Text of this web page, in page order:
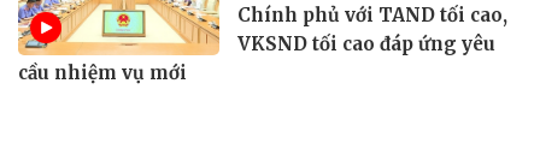
Chính phủ với TAND tối cao,
VKSND tối cao đáp ứng yêu
cầu nhiệm vụ mới